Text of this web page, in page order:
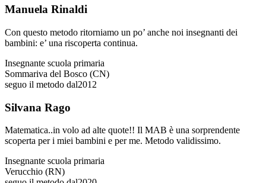
Manuela Rinaldi
Con questo metodo ritorniamo un po’ anche noi insegnanti dei
bambini: e’ una riscoperta continua.
Insegnante scuola primaria
Sommariva del Bosco (CN)
seguo il metodo dal2012
Silvana Rago
Matematica..in volo ad alte quote!! Il MAB è una sorprendente
scoperta per i miei bambini e per me. Metodo validissimo.
Insegnante scuola primaria
Verucchio (RN)